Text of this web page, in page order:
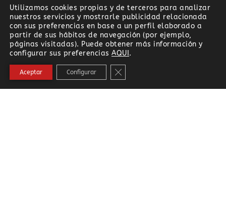
48 bis, nave B1, 22300 Barbastro, Huesca
Teléfono:974 269 028 · 619241053
Email:info@elasun.com
Horario:Lunes a Viernes 9:00 a 14:00 Sábado y
domingo cerrado
Utilizamos cookies propias y de terceros para analizar
nuestros servicios y mostrarle publicidad relacionada
con sus preferencias en base a un perfil elaborado a
partir de sus hábitos de navegación (por ejemplo,
páginas visitadas). Puede obtener más información y
configurar sus preferencias AQUI .
Aceptar Configurar Cerrar el banner de cookies